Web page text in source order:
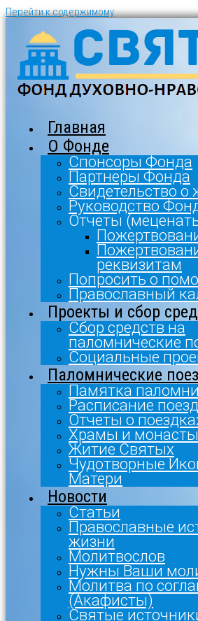
Перейти к содержимому
Главная
О Фонде
Спонсоры Фонда
Партнеры Фонда
Свидетельство о
Руководство
Отчеты
реквизитам
Попросить о
Православный
Проекты и сбор
Сбор средств на
паломнические
Социальные
Паломнические
Памятка
Расписание
Отчеты о
Храмы и
Житие Святых
Чудотворные
Матери
Новости
Статьи
Православные
жизни
Молитвослов
Нужны Ваши
Молитва по
(Акафисты)
Святые